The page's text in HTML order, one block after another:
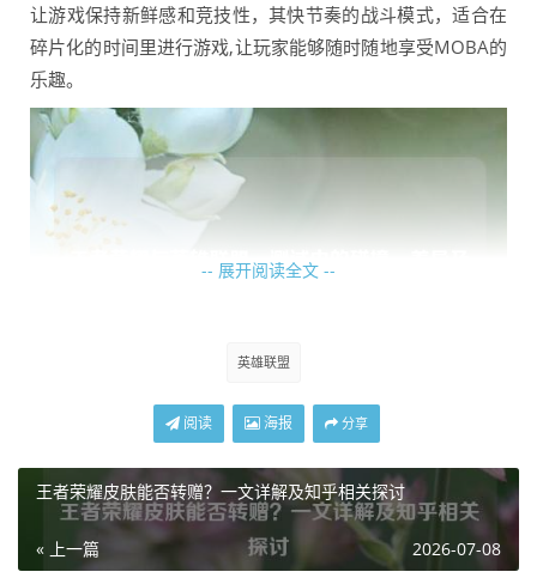
让游戏保持新鲜感和竞技性，其快节奏的战斗模式，适合在
碎片化的时间里进行游戏,让玩家能够随时随地享受MOBA的
乐趣。
和庞大的赛事体系，它的测试更加注重游戏整体的平衡性和
竞技环境的打造，每一个英雄的属性调整、装备的更新都会
经过精心的测试和数据分析，以确保游戏在高水平竞技中保
-- 展开阅读全文 --
英雄联盟
阅读 海报 分享
王者荣耀皮肤能否转赠？一文详解及知乎相关探讨
« 上一篇 2026-07-08